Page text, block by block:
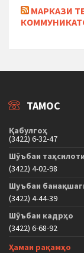
МАРКАЗИ
ТАМОС
Қабулгоҳ
(3422) 6-32-47
Шӯъбаи
(3422) 4-02-98
Шуъбаи
(3422) 4-44-39
Шӯъбаи кадрҳо
(3422) 6-68-92
Ҳамаи рақамҳо